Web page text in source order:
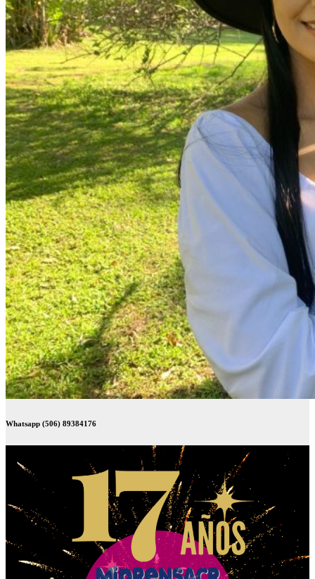
Whatsapp (506) 89384176